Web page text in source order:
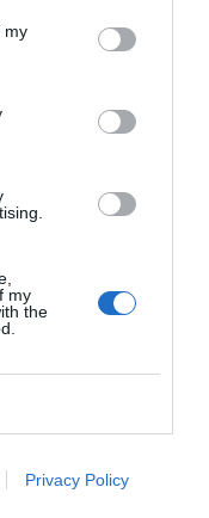
my
my
the
Privacy Policy
del 34’78%
que le da el sondeo;
Podem/EUPV
calcaría su
23’96% al 23’8%;
la barrera mínima